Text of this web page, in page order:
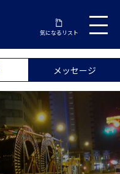
気になるリスト
メッセージ